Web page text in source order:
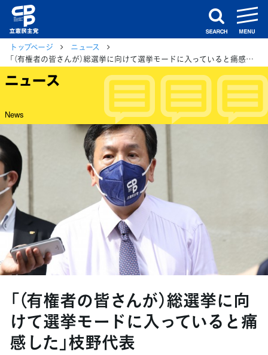
search
トップページ
ニュース
「（有権者の皆さんが）総選挙に向けて選挙モードに入っていると痛感した」枝野代表
ニュース
News
「（有権者の皆さんが）総選挙に向
けて選挙モードに入っていると痛
感した」枝野代表